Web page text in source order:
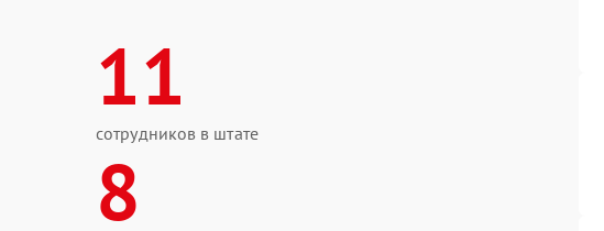
11
сотрудников в штате
8